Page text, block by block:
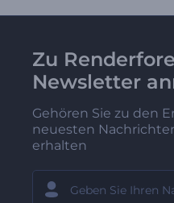
Zu
Newsletter
Gehören Sie zu den
neuesten
erhalten